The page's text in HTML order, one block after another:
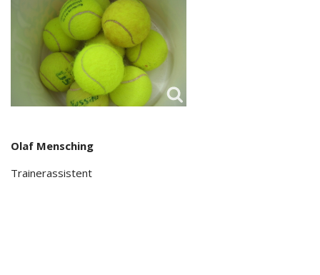
Olaf Mensching
Trainerassistent